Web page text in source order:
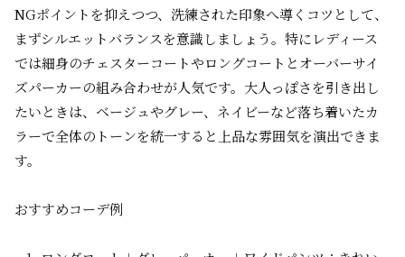
NGポイントを抑えつつ、洗練された印象へ導くコツとして、
まずシルエットバランスを意識しましょう。特にレディース
では細身のチェスターコートやロングコートとオーバーサイ
ズパーカーの組み合わせが人気です。大人っぽさを引き出し
たいときは、ベージュやグレー、ネイビーなど落ち着いたカ
ラーで全体のトーンを統一すると上品な雰囲気を演出できま
す。
おすすめコーデ例